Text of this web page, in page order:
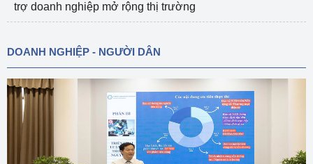
trợ doanh nghiệp mở rộng thị trường
DOANH NGHIỆP - NGƯỜI DÂN